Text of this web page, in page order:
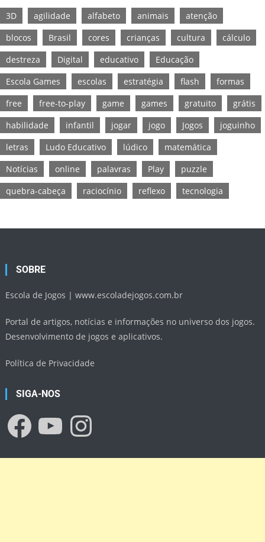
3D agilidade alfabeto animais
atenção
blocos
Brasil cores crianças cultura
cálculo
destreza
Digital educativo
Educação
Escola Games
escolas estratégia flash
formas
free
free-to-play game games gratuito
grátis
habilidade
infantil jogar jogo Jogos
joguinho
letras
Ludo Educativo lúdico
matemática
Notícias
online palavras Play
puzzle
quebra-cabeça
raciocínio reflexo tecnologia
SOBRE
Escola de Jogos |www.escoladejogos.com.br
Portal de artigos, notícias e informações no universo dos jogos.
Desenvolvimento de jogos e aplicativos.
Política de Privacidade
SIGA-NOS